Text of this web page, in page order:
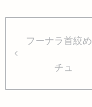
フーナラ首絞
チュ